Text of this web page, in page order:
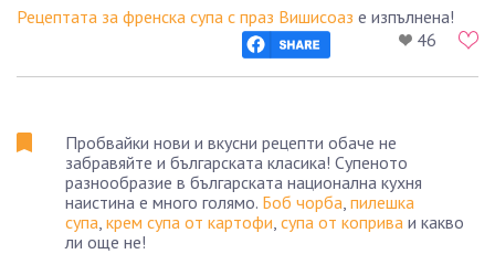
Рецептата за френска супа с праз Вишисоаз е изпълнена!
46
Пробвайки нови и вкусни рецепти обаче не
забравяйте и българската класика! Супеното
разнообразие в българската национална кухня
наистина е много голямо. Боб чорба пилешка
супа крем супа от картофи супа от коприва и какво
ли още не!